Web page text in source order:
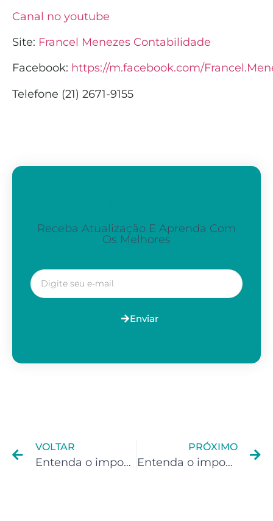
Canal no youtube
Site: Francel Menezes Contabilidade
Facebook: https://m.facebook.com/
Telefone (21) 2671-9155
Receba Atualização E Aprenda Com
Os Melhores
Enviar
VOLTAR
Entenda o imposto de renda para Streamer
PRÓXIMO
Entenda o imposto de renda para Desenvolvedor